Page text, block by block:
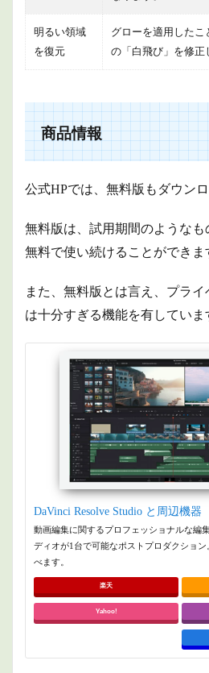
明るい領域
を復元
グローを適用した
の「白飛び」を修正
商品情報
公式HPでは、無料版もダウンロ
無料版は、試用期間のような
無料で使い続けることができま
また、 無料版とは言え、プラ
は十分すぎる機能を有していま
DaVinci Resolve Studio と周辺機器
動画編集に関するプロフェッショナルな編
ディオが1台で可能なポストプロダクショ
べます。
楽天
Yahoo!